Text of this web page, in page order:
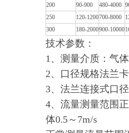
200
90-900 480-4000
250
120-1200700-8000
300
180-2000900-10000
技术参数：
1 、测量介质：气
2、口径规格法兰
3、法兰连接式口
4、流量测量范围
体0.5～ 7m/s